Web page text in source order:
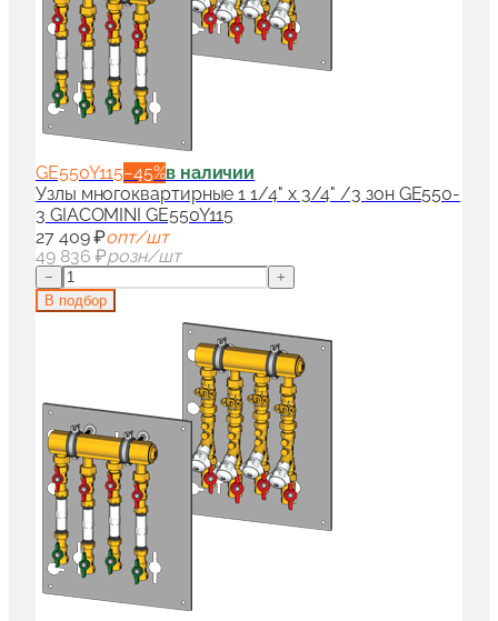
GE550Y115−45%в наличии
Узлы многоквартирные 1 1/4" x 3/4" /3 зон GE550-
3 GIACOMINI GE550Y115
27 409 ₽опт/шт
49 836 ₽розн/шт
−
+
В подбор